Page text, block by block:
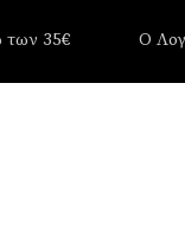
των 35€ Ο